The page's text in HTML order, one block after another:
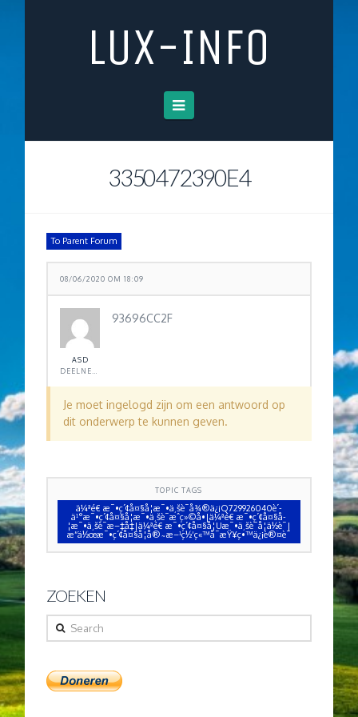
LUX-INFO
Navigation
3350472390E4
To Parent Forum
08/06/2020 OM 18:09
ASD
93696CC2F
Je moet ingelogd zijn om een antwoord op
dit onderwerp te kunnen geven.
TOPIC TAGS
ä¼ªé€ æ¯•ç´¢å¤§å­¦æ¯•ä¸šè¯å¾®ä¿¡Q729926040è´­
ä¹°æ¯•ç´¢å¤§å­¦æ¯•ä¸šè¯æˆç»©å•|ä¼ªé€ æ¯•ç´¢å¤§å­
¦æ¯•ä¸šè¯æ–‡å‡­|ä¼ªé€ æ¯•ç´¢å¤§å­¦Uæ¯•ä¸šè¯å­¦ä½è¯|
æ“ä½œæ¯•ç´¢å¤§å­¦å®˜æ–¹ç½‘ç«™å¯æŸ¥ç•™ä¿¡è®¤è¯
ZOEKEN
Search